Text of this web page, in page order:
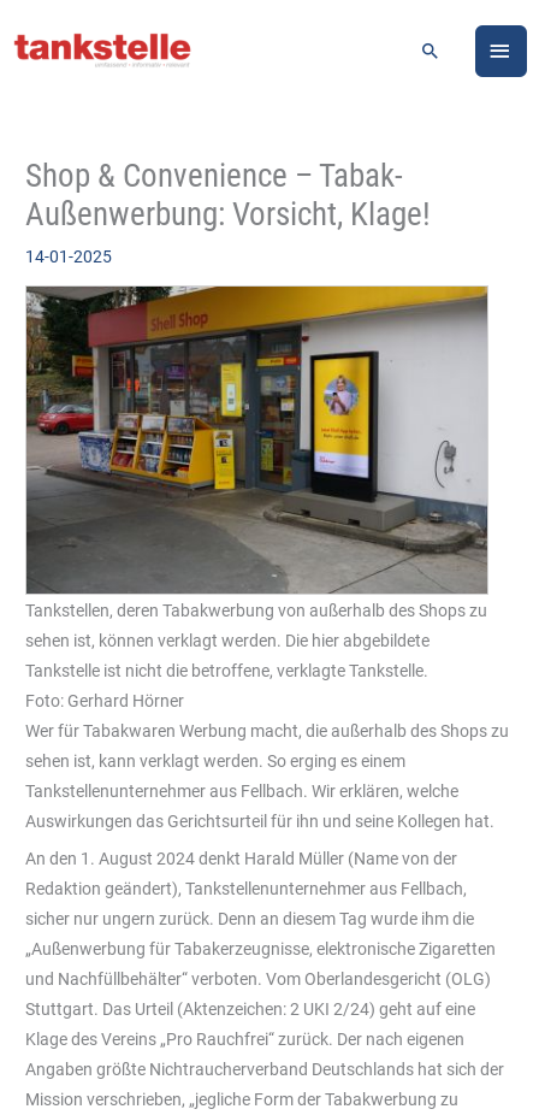
Inhalt
Suchen
Shop & Convenience – Tabak-
Außenwerbung: Vorsicht, Klage!
14-01-2025
Tankstellen, deren Tabakwerbung von außerhalb des Shops zu
sehen ist, können verklagt werden. Die hier abgebildete
Tankstelle ist nicht die betroffene, verklagte Tankstelle.
Foto: Gerhard Hörner
Wer für Tabakwaren Werbung macht, die außerhalb des Shops zu
sehen ist, kann verklagt werden. So erging es einem
Tankstellenunternehmer aus Fellbach. Wir erklären, welche
Auswirkungen das Gerichtsurteil für ihn und seine Kollegen hat.
An den 1. August 2024 denkt Harald Müller (Name von der
Redaktion geändert), Tankstellenunternehmer aus Fellbach,
sicher nur ungern zurück. Denn an diesem Tag wurde ihm die
„Außenwerbung für Tabakerzeugnisse, elektronische Zigaretten
und Nachfüllbehälter“ verboten. Vom Oberlandesgericht (OLG)
Stuttgart. Das Urteil (Aktenzeichen: 2 UKI 2/24) geht auf eine
Klage des Vereins „Pro Rauchfrei“ zurück. Der nach eigenen
Angaben größte Nichtraucherverband Deutschlands hat sich der
Mission verschrieben, „jegliche Form der Tabakwerbung zu